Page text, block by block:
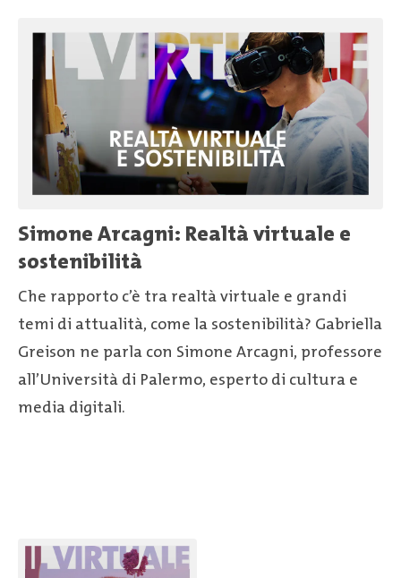
Simone Arcagni: Realtà virtuale e
sostenibilità
Che rapporto c’è tra realtà virtuale e grandi
temi di attualità, come la sostenibilità? Gabriella
Greison ne parla con Simone Arcagni, professore
all’Università di Palermo, esperto di cultura e
media digitali.